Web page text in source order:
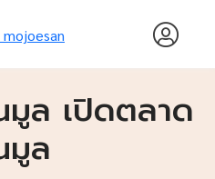
มูล เปิดตลาด
มูล